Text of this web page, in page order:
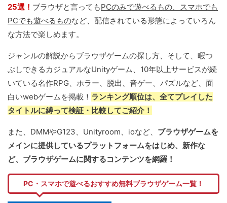
25選！ ブラウザと言ってもPCのみで遊べるもの、スマホでも
PCでも遊べるものなど、配信されている形態によっていろん
な方法で楽しめます。
ジャンルの解説からブラウザゲームの探し方、そして、暇つ
ぶしできるカジュアルなUnityゲーム、10年以上サービスが続
いている名作RPG、ホラー、脱出、音ゲー、パズルなど、面
白いwebゲームを掲載！ ランキング順位は、全てプレイした
タイトルに縛って検証・比較してご紹介！
また、DMMやG123、Unityroom、ioなど、 ブラウザゲームを
メインに提供しているプラットフォームをはじめ、新作な
ど、ブラウザゲームに関するコンテンツを網羅！
PC・スマホで遊べるおすすめ無料ブラウザゲーム一覧！